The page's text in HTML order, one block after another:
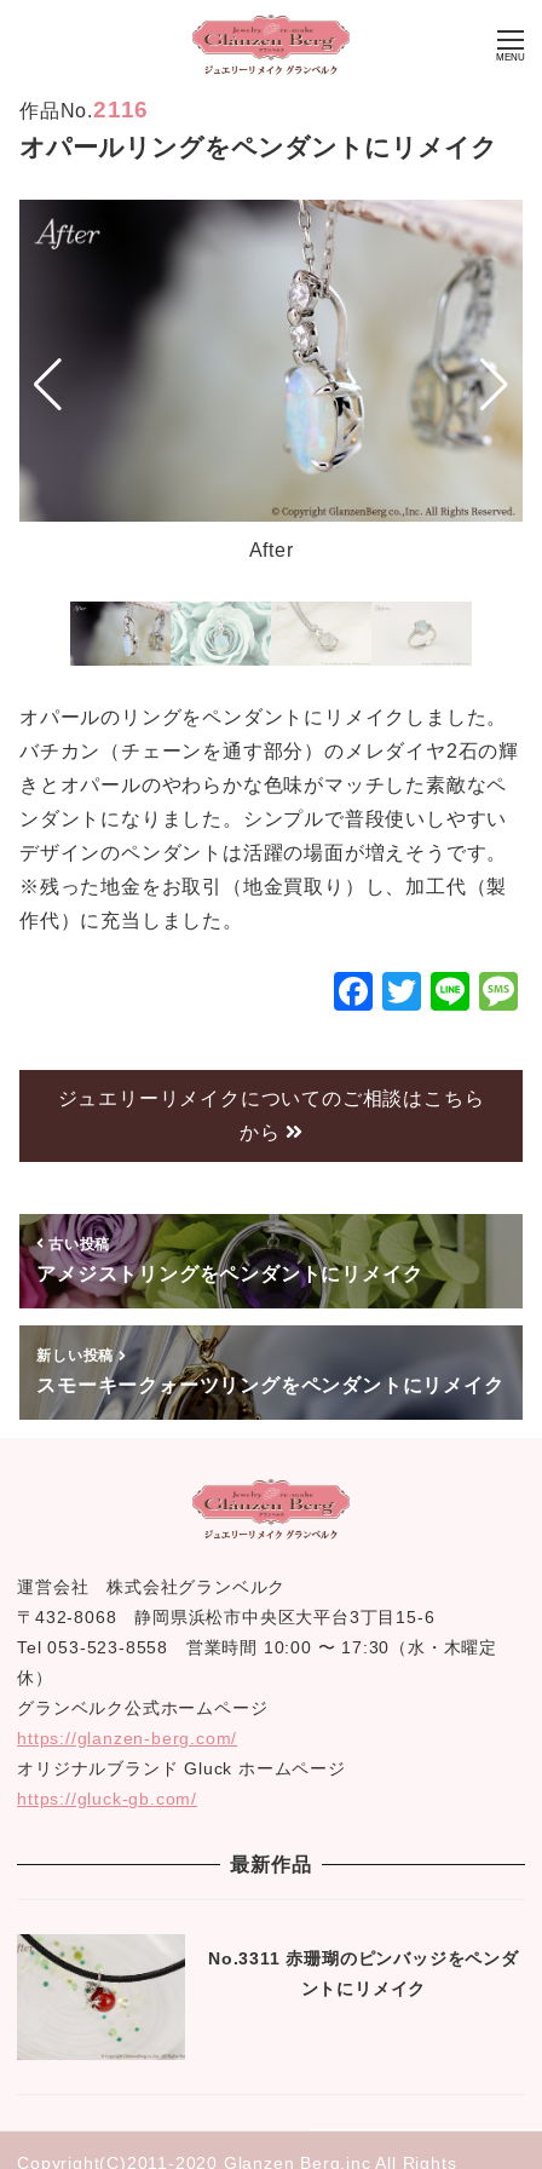
MENU
作品No.2116
オパールリングをペンダントにリメイク
After
オパールのリングをペンダントにリメイクしました。
バチカン（チェーンを通す部分）のメレダイヤ2石の輝
きとオパールのやわらかな色味がマッチした素敵なペ
ンダントになりました。シンプルで普段使いしやすい
デザインのペンダントは活躍の場面が増えそうです。
※残った地金をお取引（地金買取り）し、加工代（製
作代）に充当しました。
F
c
e
o
k
T
tt
er
Li
e
ジュエリーリメイクについてのご相談はこちら
から
古い投稿
アメジストリングをペンダントにリメイク
新しい投稿
スモーキークォーツリングをペンダントにリメイク
運営会社 株式会社グランベルク
〒432-8068 静岡県浜松市中央区大平台3丁目15-6
Tel 053-523-8558 営業時間 10:00 〜 17:30（水・木曜定
休）
グランベルク公式ホームページ
https://glanzen-berg.com/
オリジナルブランド Gluck ホームページ
https://gluck-gb.com/
最新作品
No.3311 赤珊瑚のピンバッジをペンダ
ントにリメイク
Copyright(C)2011-2020 Glanzen Berg.inc All Rights